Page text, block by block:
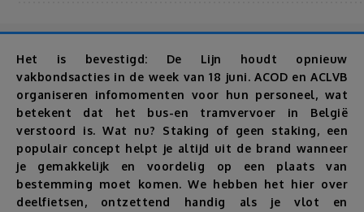
Korting
Thema's
Reviews
Reizen
Het is bevestigd: De Lijn houdt opnieuw
vakbondsacties in de week van 18 juni. ACOD en ACLVB
organiseren infomomenten voor hun personeel, wat
betekent dat het bus-en tramvervoer in België
verstoord is. Wat nu? Staking of geen staking, een
populair concept helpt je altijd uit de brand wanneer
je gemakkelijk en voordelig op een plaats van
bestemming moet komen. We hebben het hier over
deelfietsen, ontzettend handig als je vlot en